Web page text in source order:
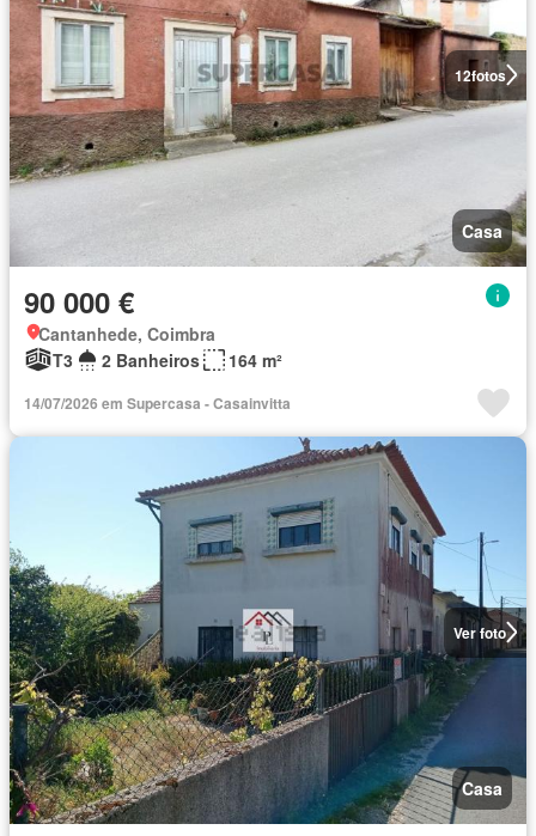
12fotos
Casa
90 000 €
Cantanhede, Coimbra
T3
2 Banheiros 164 m²
14/07/2026 em Supercasa - Casainvitta
Ver foto
Casa